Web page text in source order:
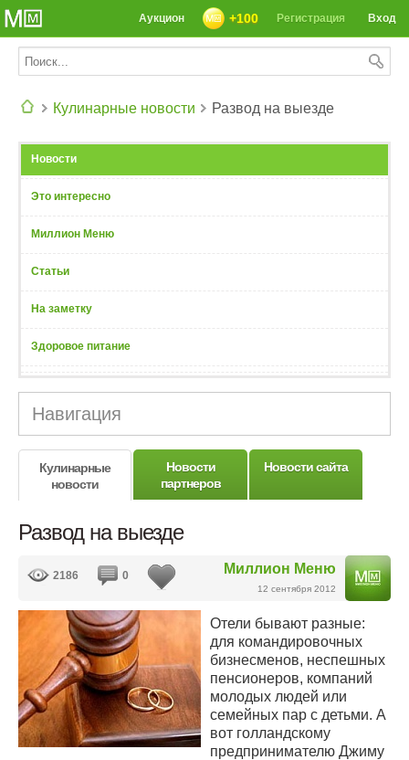
СЕГОДНЯ: 39142 РЕЦЕПТА
Вход
Регистрация
+100
Аукцион
Кулинарные новости Развод на выезде
Новости
Это интересно
Миллион Меню
Статьи
На заметку
Здоровое питание
Навигация
Кулинарные
новости
Новости
партнеров
Новости сайта
Развод на выезде
Миллион Меню
12 сентября 2012
2186 0
Отели бывают разные:
для командировочных
бизнесменов, неспешных
пенсионеров, компаний
молодых людей или
семейных пар с детьми. А
вот голландскому
предпринимателю Джиму